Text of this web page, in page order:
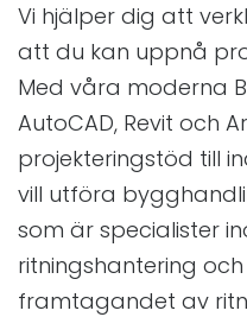
Vi hjälper dig att
att du kan uppnå
Med våra moderna
AutoCAD, Revit och
projekteringstöd till
vill utföra
som är specialister
ritningshantering
framtagandet av